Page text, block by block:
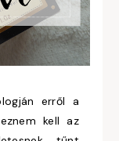
erről a
kell az